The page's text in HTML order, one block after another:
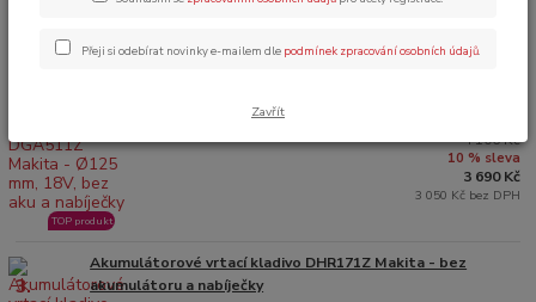
TOP produkt
4 106 Kč
10 % sleva
3 690 Kč
3 050 Kč bez DPH
3.
Akumulátorové vrtací kladivo DHR171Z Makita - bez
akumulátoru a nabíječky
Přeji si odebírat novinky e-mailem dle podmínek zpracování osobních údajů
Zavřít